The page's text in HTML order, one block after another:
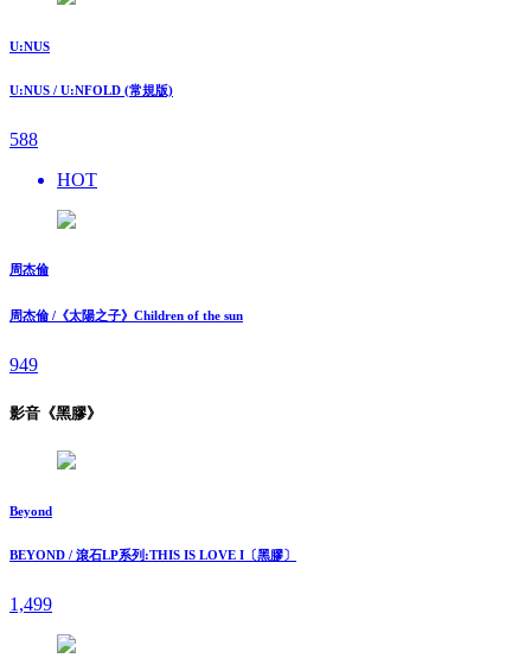
U:NUS
U:NUS / U:NFOLD (常規版)
588
HOT
周杰倫
周杰倫 /《太陽之子》Children of the sun
949
影音《黑膠》
Beyond
BEYOND / 滾石LP系列:THIS IS LOVE I〔黑膠〕
1,499